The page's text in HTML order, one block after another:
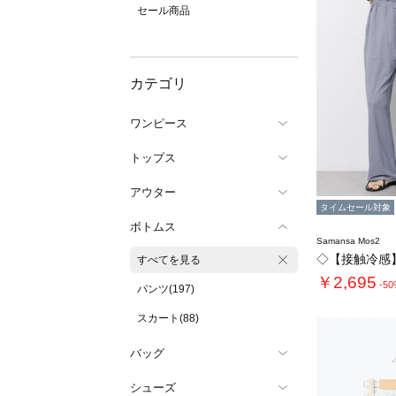
セール商品
カテゴリ
ワンピース
トップス
アウター
ボトムス
すべてを見る
パンツ(197)
スカート(88)
バッグ
シューズ
タイムセール対象
Samansa Mos2
￥2,695 -